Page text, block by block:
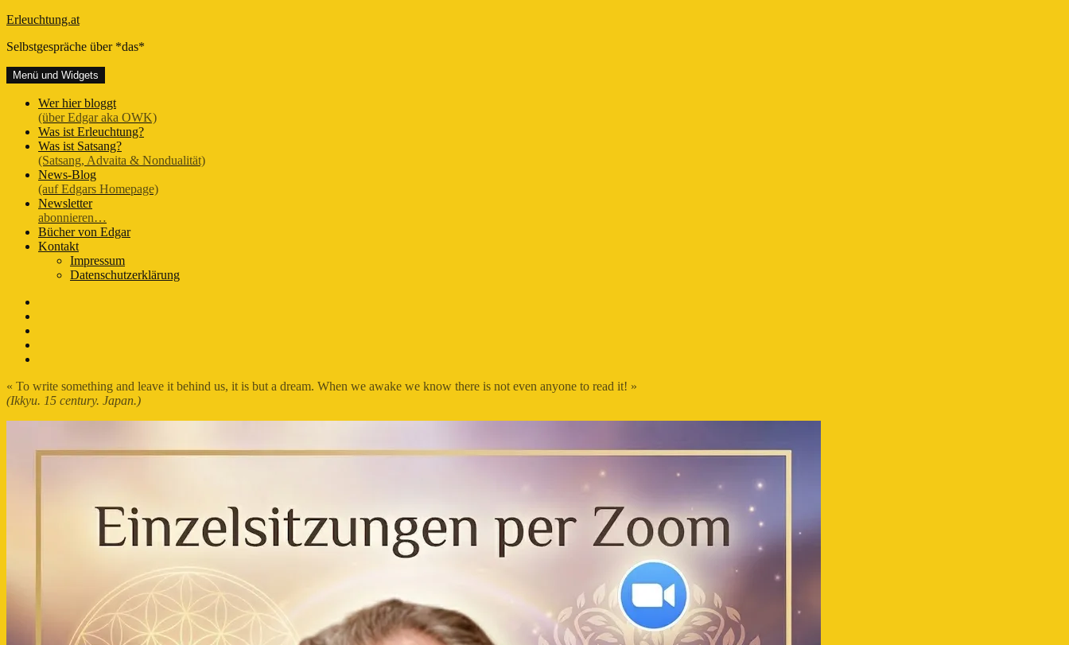
Zum
springen
Erleuchtung.at
Selbstgespräche über *das*
Menü und Widgets
Wer hier bloggt
(über Edgar aka OWK)
Was ist Erleuchtung?
Was ist Satsang?
(Satsang, Advaita & Nondualität)
News-Blog
(auf Edgars Homepage)
Newsletter
abonnieren…
Bücher von Edgar
Kontakt
Impressum
Datenschutzerklärung
« To write something and leave it behind us, it is but a dream. When we awake we know there is not even anyone to read it! »
(Ikkyu. 15 century. Japan.)